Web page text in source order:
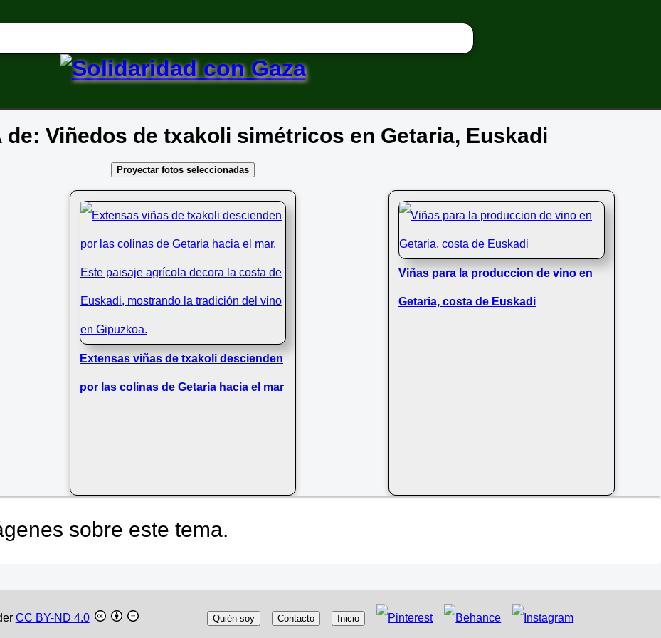
Viñedos de txakoli simétricos en Getaria, Euskadi
Proyectar fotos seleccionadas
Extensas viñas de txakoli descienden
por las colinas de Getaria hacia el mar
Viñas para la produccion de vino en
Getaria, costa de Euskadi
sobre este tema.
CC BY-ND 4.0 Quién soy Contacto Inicio